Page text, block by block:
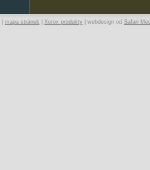
mapa stránek Xerox produkty | webdesign od Safari